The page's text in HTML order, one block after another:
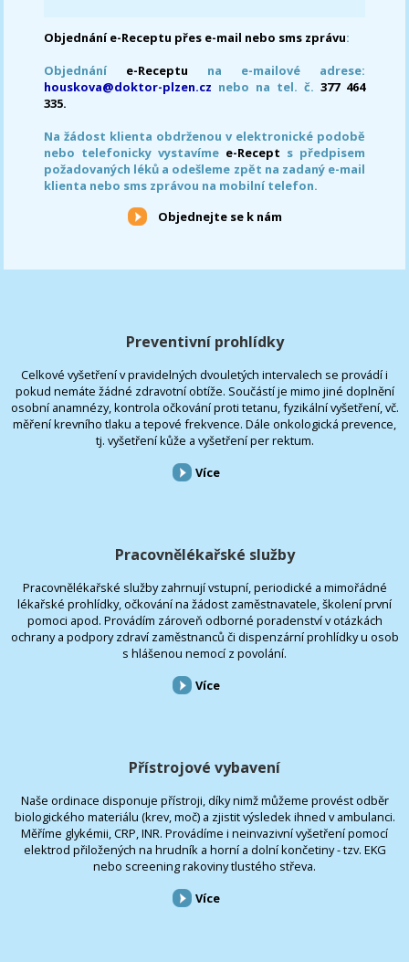
Objednání e-Receptu přes e-mail nebo sms zprávu:
Objednání e-Receptu na e-mailové adrese:
houskova@doktor-plzen.cz nebo na tel. č. 377 464
335.
Na žádost klienta obdrženou v elektronické podobě
nebo telefonicky vystavíme e-Recept s předpisem
požadovaných léků a odešleme zpět na zadaný e-mail
klienta nebo sms zprávou na mobilní telefon.
Objednejte se k nám
Preventivní prohlídky
Celkové vyšetření v pravidelných dvouletých intervalech se provádí i
pokud nemáte žádné zdravotní obtíže. Součástí je mimo jiné doplnění
osobní anamnézy, kontrola očkování proti tetanu, fyzikální vyšetření, vč.
měření krevního tlaku a tepové frekvence. Dále onkologická prevence,
tj. vyšetření kůže a vyšetření per rektum.
Více
Pracovnělékařské služby
Pracovnělékařské služby zahrnují vstupní, periodické a mimořádné
lékařské prohlídky, očkování na žádost zaměstnavatele, školení první
pomoci apod. Provádím zároveň odborné poradenství v otázkách
ochrany a podpory zdraví zaměstnanců či dispenzární prohlídky u osob
s hlášenou nemocí z povolání.
Více
Přístrojové vybavení
Naše ordinace disponuje přístroji, díky nimž můžeme provést odběr
biologického materiálu (krev, moč) a zjistit výsledek ihned v ambulanci.
Měříme glykémii, CRP, INR. Provádíme i neinvazivní vyšetření pomocí
elektrod přiložených na hrudník a horní a dolní končetiny - tzv. EKG
nebo screening rakoviny tlustého střeva.
Více